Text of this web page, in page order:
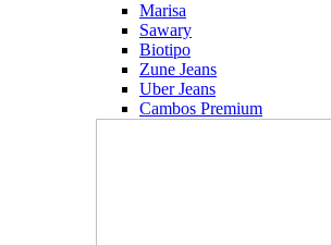
Marisa
Sawary
Biotipo
Zune Jeans
Uber Jeans
Cambos Premium